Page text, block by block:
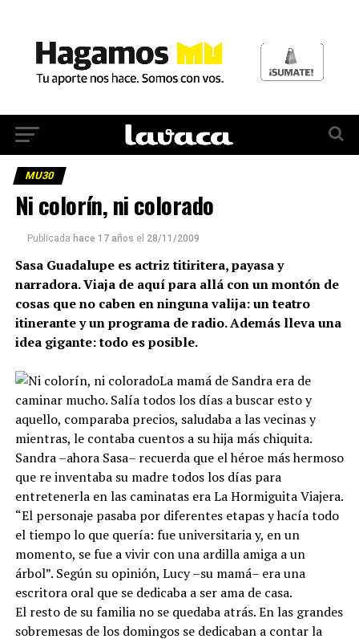
MU30
Ni colorín, ni colorado
Publicada hace 17 años el 28/11/2009
Sasa Guadalupe es actriz titiritera, payasa y
narradora. Viaja de aquí para allá con un montón de
cosas que no caben en ninguna valija: un teatro
itinerante y un programa de radio. Además lleva una
idea gigante: todo es posible.
La mamá de Sandra era de
caminar mucho. Salía todos los días a buscar esto y
aquello, comparaba precios, saludaba a las vecinas y
mientras, le contaba cuentos a su hija más chiquita.
Sandra –ahora Sasa– recuerda que el héroe más hermoso
que re inventaba su madre todos los días para
entretenerla en las caminatas era La Hormiguita Viajera.
“El personaje pasaba por diferentes etapas y hacía todo
el tiempo lo que quería: fue universitaria y, en un
momento, se fue a vivir con una ardilla amiga a un
árbol”. Según su opinión, Lucy –su mamá– era una
escritora oral que se dedicaba a ser ama de casa.
El resto de su familia no se quedaba atrás. En las grandes
sobremesas de los domingos se dedicaban a contar la